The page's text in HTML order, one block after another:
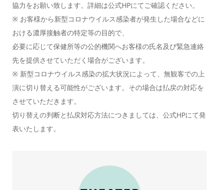
協力をお願い致します。詳細は公式HPにてご確認ください。
※ お客様から新型コロナウイルス感染者が発生した場合などに
おける濃厚接触者の特定等の目的で、
必要に応じて保健所等の公的機関へお客様の氏名及び緊急連絡
先を提供させていただく場合がございます。
※ 新型コロナウイルス感染の拡大状況によって、無観客での上
演に切り替える可能性がございます。その場合は払戻の対応を
させていただきます。
切り替えの判断と払戻対応方法につきましては、公式HPにて発
表いたします。